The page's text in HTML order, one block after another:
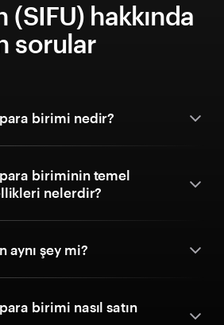
(SIFU) hakkında
sorular
birimi nedir?
biriminin temel
nelerdir?
aynı şey mi?
birimi nasıl satın